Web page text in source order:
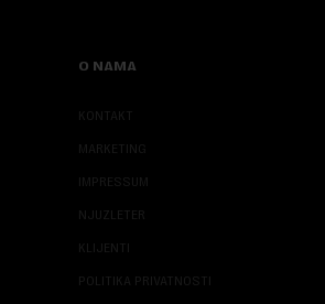
O NAMA
KONTAKT
MARKETING
IMPRESSUM
NJUZLETER
KLIJENTI
POLITIKA PRIVATNOSTI